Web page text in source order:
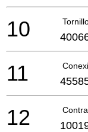
10
11
12